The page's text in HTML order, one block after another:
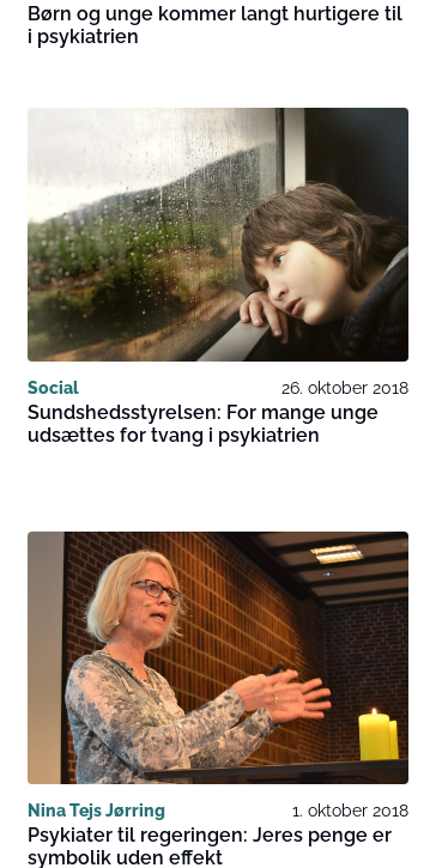
Børn og unge kommer langt hurtigere til
i psykiatrien
Social 26. oktober 2018
Sundshedsstyrelsen: For mange unge
udsættes for tvang i psykiatrien
Nina Tejs Jørring 1. oktober 2018
Psykiater til regeringen: Jeres penge er
symbolik uden effekt